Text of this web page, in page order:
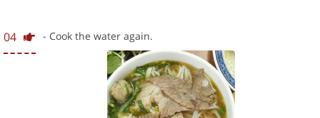
04 - Cook the water again.